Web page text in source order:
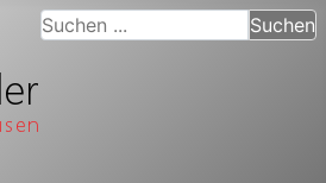
Suchen ... Suchen